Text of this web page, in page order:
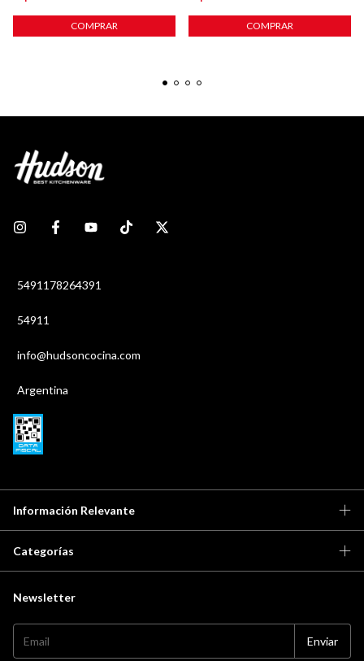
COMPRAR COMPRAR
5491178264391
54911
info@hudsoncocina.com
Argentina
Información Relevante
Categorías
Newsletter